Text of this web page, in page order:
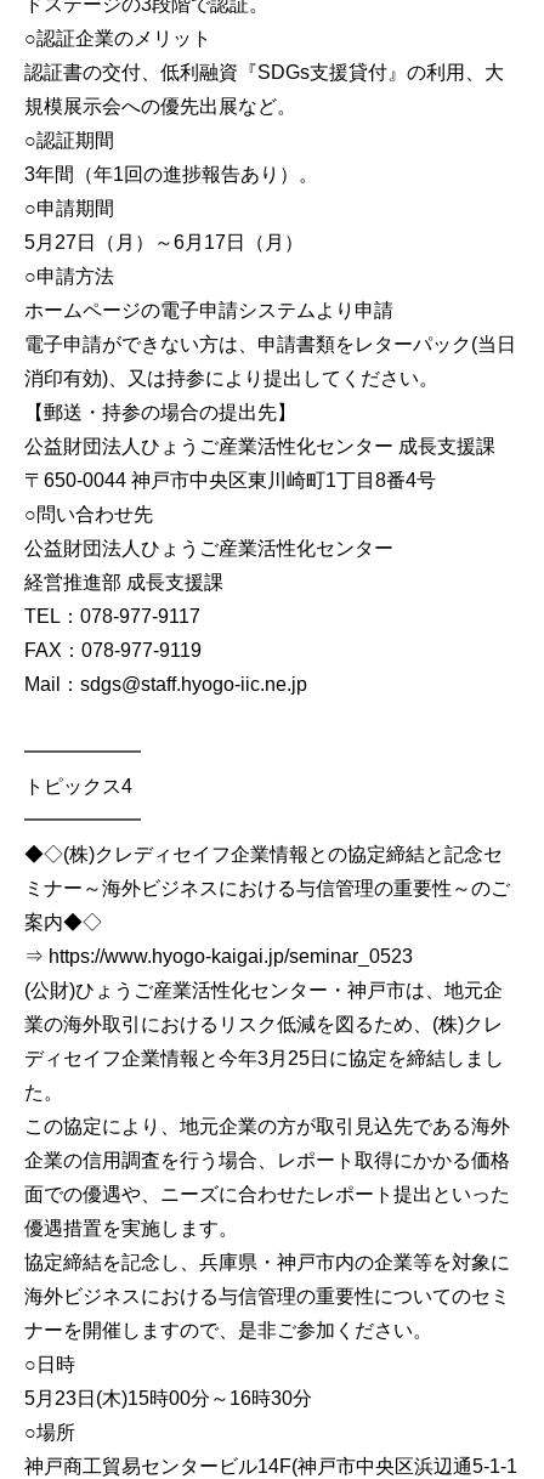
ドステージの3段階で認証。
○認証企業のメリット
認証書の交付、低利融資『SDGs支援貸付』の利用、大
規模展示会への優先出展など。
○認証期間
3年間（年1回の進捗報告あり）。
○申請期間
5月27日（月）～6月17日（月）
○申請方法
ホームページの電子申請システムより申請
電子申請ができない方は、申請書類をレターパック(当日
消印有効)、又は持参により提出してください。
【郵送・持参の場合の提出先】
公益財団法人ひょうご産業活性化センター 成長支援課
〒650-0044 神戸市中央区東川崎町1丁目8番4号
○問い合わせ先
公益財団法人ひょうご産業活性化センター
経営推進部 成長支援課
TEL：078-977-9117
FAX：078-977-9119
Mail：sdgs@staff.hyogo-iic.ne.jp
━━━━━━
トピックス4
━━━━━━
◆◇(株)クレディセイフ企業情報との協定締結と記念セ
ミナー～海外ビジネスにおける与信管理の重要性～のご
案内◆◇
⇒ https://www.hyogo-kaigai.jp/seminar_0523
(公財)ひょうご産業活性化センター・神戸市は、地元企
業の海外取引におけるリスク低減を図るため、(株)クレ
ディセイフ企業情報と今年3月25日に協定を締結しまし
た。
この協定により、地元企業の方が取引見込先である海外
企業の信用調査を行う場合、レポート取得にかかる価格
面での優遇や、ニーズに合わせたレポート提出といった
優遇措置を実施します。
協定締結を記念し、兵庫県・神戸市内の企業等を対象に
海外ビジネスにおける与信管理の重要性についてのセミ
ナーを開催しますので、是非ご参加ください。
○日時
5月23日(木)15時00分～16時30分
○場所
神戸商工貿易センタービル14F(神戸市中央区浜辺通5-1-1